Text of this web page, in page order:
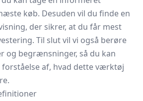
køb. Desuden vil du finde en
der sikrer, at du får mest
Til slut vil vi også berøre
og begrænsninger, så du kan
forståelse af, hvad dette værktøj